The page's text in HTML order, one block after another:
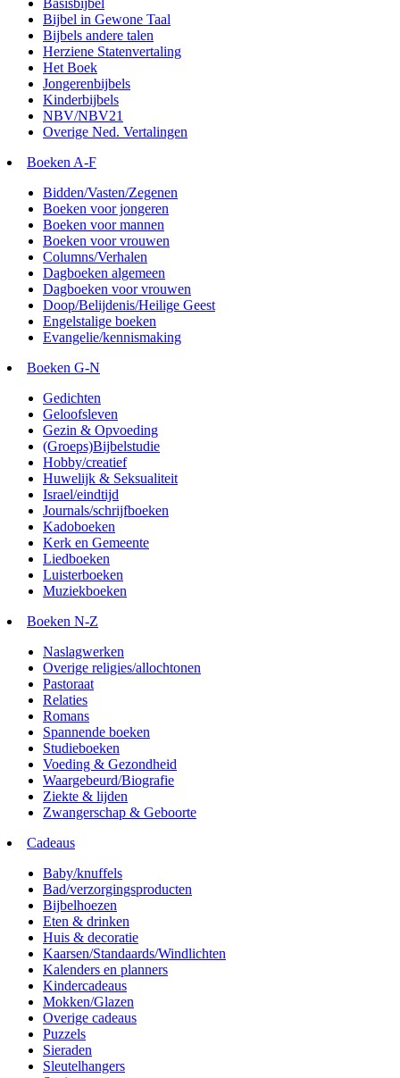
Basisbijbel
Bijbel in Gewone Taal
Bijbels andere talen
Herziene Statenvertaling
Het Boek
Jongerenbijbels
Kinderbijbels
NBV/NBV21
Overige Ned. Vertalingen
Boeken A-F
Bidden/Vasten/Zegenen
Boeken voor jongeren
Boeken voor mannen
Boeken voor vrouwen
Columns/Verhalen
Dagboeken algemeen
Dagboeken voor vrouwen
Doop/Belijdenis/Heilige Geest
Engelstalige boeken
Evangelie/kennismaking
Boeken G-N
Gedichten
Geloofsleven
Gezin & Opvoeding
(Groeps)Bijbelstudie
Hobby/creatief
Huwelijk & Seksualiteit
Israel/eindtijd
Journals/schrijfboeken
Kadoboeken
Kerk en Gemeente
Liedboeken
Luisterboeken
Muziekboeken
Boeken N-Z
Naslagwerken
Overige religies/allochtonen
Pastoraat
Relaties
Romans
Spannende boeken
Studieboeken
Voeding & Gezondheid
Waargebeurd/Biografie
Ziekte & lijden
Zwangerschap & Geboorte
Cadeaus
Baby/knuffels
Bad/verzorgingsproducten
Bijbelhoezen
Eten & drinken
Huis & decoratie
Kaarsen/Standaards/Windlichten
Kalenders en planners
Kindercadeaus
Mokken/Glazen
Overige cadeaus
Puzzels
Sieraden
Sleutelhangers